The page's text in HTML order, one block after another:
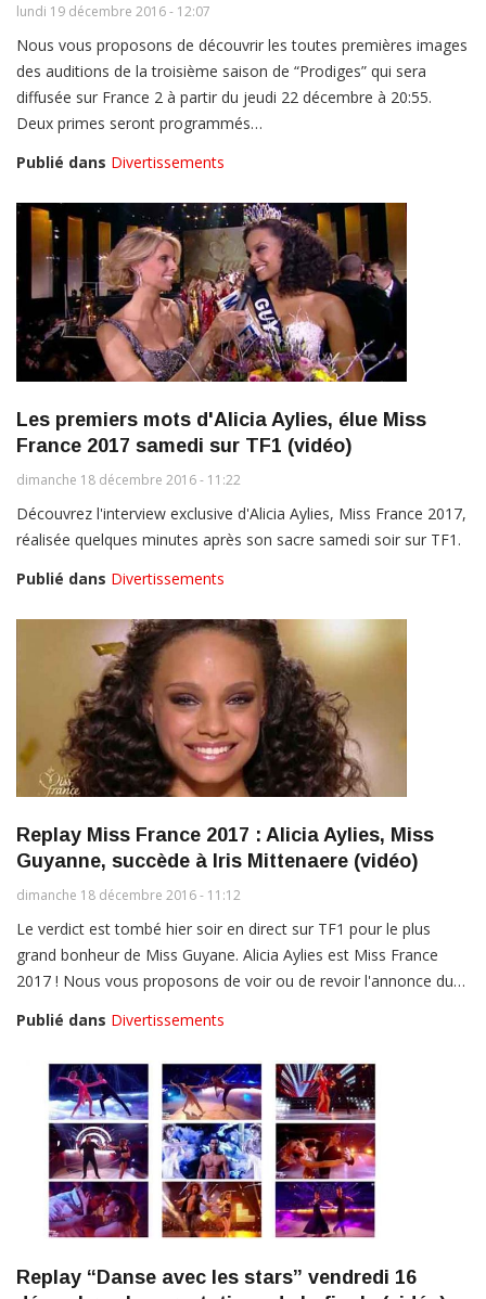
lundi 19 décembre 2016 - 12:07
Nous vous proposons de découvrir les toutes premières images
des auditions de la troisième saison de “Prodiges” qui sera
diffusée sur France 2 à partir du jeudi 22 décembre à 20:55.
Deux primes seront programmés…
Publié dans Divertissements
Les premiers mots d'Alicia Aylies, élue Miss
France 2017 samedi sur TF1 (vidéo)
dimanche 18 décembre 2016 - 11:22
Découvrez l'interview exclusive d'Alicia Aylies, Miss France 2017,
réalisée quelques minutes après son sacre samedi soir sur TF1.
Publié dans Divertissements
Replay Miss France 2017 : Alicia Aylies, Miss
Guyanne, succède à Iris Mittenaere (vidéo)
dimanche 18 décembre 2016 - 11:12
Le verdict est tombé hier soir en direct sur TF1 pour le plus
grand bonheur de Miss Guyane. Alicia Aylies est Miss France
2017 ! Nous vous proposons de voir ou de revoir l'annonce du…
Publié dans Divertissements
Replay “Danse avec les stars” vendredi 16